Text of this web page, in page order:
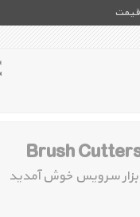
سرویس خوش آمدید